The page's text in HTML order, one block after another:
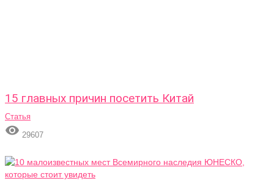
15 главных причин посетить Китай
Статья
 29607